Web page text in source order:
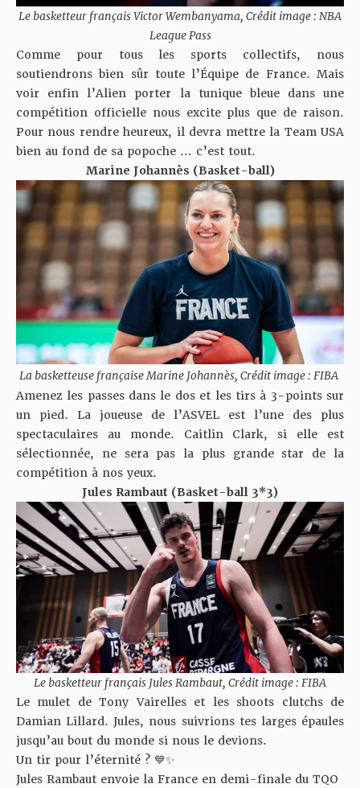
Le basketteur français Victor Wembanyama, Crédit image : NBA
League Pass
Comme pour tous les sports collectifs, nous
soutiendrons bien sûr toute l’Équipe de France. Mais
voir enfin l’Alien porter la tunique bleue dans une
compétition officielle nous excite plus que de raison.
Pour nous rendre heureux, il devra mettre la Team USA
bien au fond de sa popoche … c’est tout.
Marine Johannès (Basket-ball)
La basketteuse française Marine Johannès, Crédit image : FIBA
Amenez les passes dans le dos et les tirs à 3-points sur
un pied. La joueuse de l’ASVEL est l’une des plus
spectaculaires au monde. Caitlin Clark, si elle est
sélectionnée, ne sera pas la plus grande star de la
compétition à nos yeux.
Jules Rambaut (Basket-ball 3*3)
Le basketteur français Jules Rambaut, Crédit image : FIBA
Le mulet de Tony Vairelles et les shoots clutchs de
Damian Lillard. Jules, nous suivrions tes larges épaules
jusqu’au bout du monde si nous le devions.
Un tir pour l’éternité ? 💙✨
Jules Rambaut envoie la France en demi-finale du TQO